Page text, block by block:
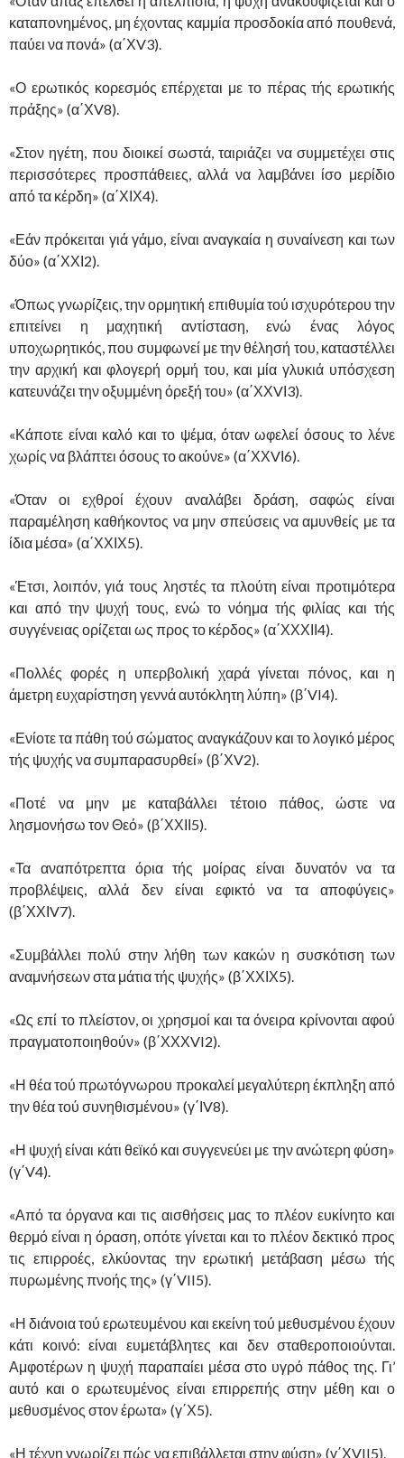
καταπονημένος, μη έχοντας καμμία προσδοκία από πουθενά,
παύει να πονά» (α΄ΧV3).
«Ο ερωτικός κορεσμός επέρχεται με το πέρας τής ερωτικής
πράξης» (α΄ΧV8).
«Στον ηγέτη, που διοικεί σωστά, ταιριάζει να συμμετέχει στις
περισσότερες προσπάθειες, αλλά να λαμβάνει ίσο μερίδιο
από τα κέρδη» (α΄ΧΙΧ4).
«Εάν πρόκειται γιά γάμο, είναι αναγκαία η συναίνεση και των
δύο» (α΄ΧΧΙ2).
«Όπως γνωρίζεις, την ορμητική επιθυμία τού ισχυρότερου την
επιτείνει η μαχητική αντίσταση, ενώ ένας λόγος
υποχωρητικός, που συμφωνεί με την θέλησή του, καταστέλλει
την αρχική και φλογερή ορμή του, και μία γλυκιά υπόσχεση
κατευνάζει την οξυμμένη όρεξή του» (α΄ΧΧVΙ3).
«Κάποτε είναι καλό και το ψέμα, όταν ωφελεί όσους το λένε
χωρίς να βλάπτει όσους το ακούνε» (α΄ΧΧVΙ6).
«Όταν οι εχθροί έχουν αναλάβει δράση, σαφώς είναι
παραμέληση καθήκοντος να μην σπεύσεις να αμυνθείς με τα
ίδια μέσα» (α΄ΧΧΙΧ5).
«Έτσι, λοιπόν, γιά τους ληστές τα πλούτη είναι προτιμότερα
και από την ψυχή τους, ενώ το νόημα τής φιλίας και τής
συγγένειας ορίζεται ως προς το κέρδος» (α΄ΧΧΧΙΙ4).
«Πολλές φορές η υπερβολική χαρά γίνεται πόνος, και η
άμετρη ευχαρίστηση γεννά αυτόκλητη λύπη» (β΄VI4).
«Ενίοτε τα πάθη τού σώματος αναγκάζουν και το λογικό μέρος
τής ψυχής να συμπαρασυρθεί» (β΄ΧV2).
«Ποτέ να μην με καταβάλλει τέτοιο πάθος, ώστε να
λησμονήσω τον Θεό» (β΄ΧΧΙΙ5).
«Τα αναπότρεπτα όρια τής μοίρας είναι δυνατόν να τα
προβλέψεις, αλλά δεν είναι εφικτό να τα αποφύγεις»
(β΄ΧΧΙV7).
«Συμβάλλει πολύ στην λήθη των κακών η συσκότιση των
αναμνήσεων στα μάτια τής ψυχής» (β΄ΧΧΙΧ5).
«Ως επί το πλείστον, οι χρησμοί και τα όνειρα κρίνονται αφού
πραγματοποιηθούν» (β΄ΧΧΧVI2).
«Η θέα τού πρωτόγνωρου προκαλεί μεγαλύτερη έκπληξη από
την θέα τού συνηθισμένου» (γ΄ΙV8).
«Η ψυχή είναι κάτι θεϊκό και συγγενεύει με την ανώτερη φύση»
(γ΄V4).
«Από τα όργανα και τις αισθήσεις μας το πλέον ευκίνητο και
θερμό είναι η όραση, οπότε γίνεται και το πλέον δεκτικό προς
τις επιρροές, ελκύοντας την ερωτική μετάβαση μέσω τής
πυρωμένης πνοής της» (γ΄VII5).
«Η διάνοια τού ερωτευμένου και εκείνη τού μεθυσμένου έχουν
κάτι κοινό: είναι ευμετάβλητες και δεν σταθεροποιούνται.
Αμφοτέρων η ψυχή παραπαίει μέσα στο υγρό πάθος της. Γι’
αυτό και ο ερωτευμένος είναι επιρρεπής στην μέθη και ο
μεθυσμένος στον έρωτα» (γ΄Χ5).
«Η τέχνη γνωρίζει πώς να επιβάλλεται στην φύση» (γ΄ΧVII5).